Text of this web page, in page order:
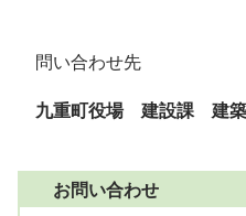
問い合わせ先
九重町役場 建設課 建築
お問い合わせ